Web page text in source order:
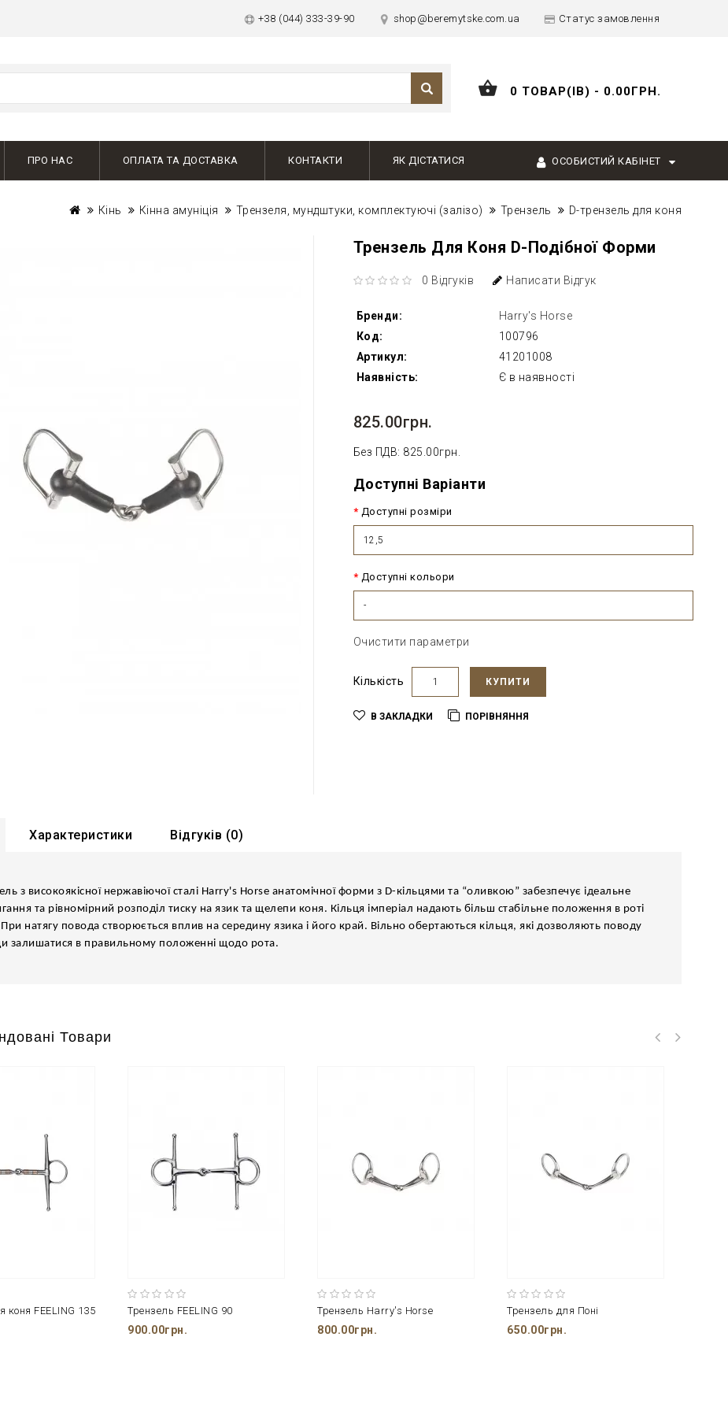
+38 (044) 333-39-90 shop@beremytske.com.ua Статус замовлення
0 ТОВАР(ІВ) - 0.00ГРН.
ПРО НАС ОПЛАТА ТА ДОСТАВКА КОНТАКТИ ЯК ДІСТАТИСЯ ОСОБИСТИЙ КАБІНЕТ
Кінь Кінна амуніція Трензеля, мундштуки, комплектуючі (залізо) Трензель D-трензель для коня
Трензель Для Коня D-Подібної Форми
0 Відгуків Написати Відгук
Бренди:
Harry's Horse
Код:
100796
Артикул:
41201008
Наявність:
Є в наявності
825.00грн.
Без ПДВ: 825.00грн.
Доступні Варіанти
Доступні розміри
12,5
Доступні кольори
-
Очистити параметри
Кількість КУПИТИ
В ЗАКЛАДКИ ПОРІВНЯННЯ
Характеристики Відгуків (0)
з високоякісної нержавіючої сталі Harry's Horse анатомічної форми з D-кільцями та “оливкою” забезпечує ідеальне
та рівномірний розподіл тиску на язик та щелепи коня. Кільця імперіал надають більш стабільне положення в роті
натягу повода створюється вплив на середину язика і його край. Вільно обертаються кільця, які дозволяють поводу
залишатися в правильному положенні щодо рота.
Товари
коня FEELING 135 Трензель FEELING 90
900.00грн.
Трензель Harry's Horse
800.00грн.
Трензель для Поні
650.00грн.